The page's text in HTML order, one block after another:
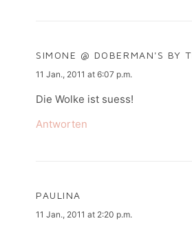
SIMONE @ DOBERMAN'S BY
says:
11 Jan., 2011 at 6:07 p.m.
Die Wolke ist suess!
Antworten
PAULINA
says:
11 Jan., 2011 at 2:20 p.m.